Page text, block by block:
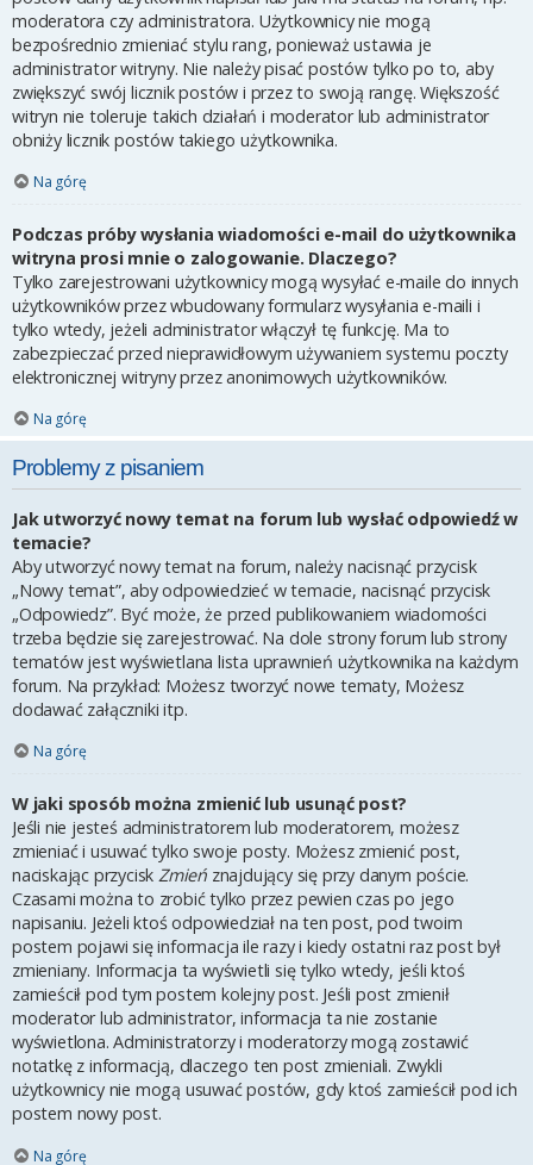
moderatora czy administratora. Użytkownicy nie mogą
bezpośrednio zmieniać stylu rang, ponieważ ustawia je
administrator witryny. Nie należy pisać postów tylko po to, aby
zwiększyć swój licznik postów i przez to swoją rangę. Większość
witryn nie toleruje takich działań i moderator lub administrator
obniży licznik postów takiego użytkownika.
Na górę
Podczas próby wysłania wiadomości e-mail do użytkownika
witryna prosi mnie o zalogowanie. Dlaczego?
Tylko zarejestrowani użytkownicy mogą wysyłać e-maile do innych
użytkowników przez wbudowany formularz wysyłania e-maili i
tylko wtedy, jeżeli administrator włączył tę funkcję. Ma to
zabezpieczać przed nieprawidłowym używaniem systemu poczty
elektronicznej witryny przez anonimowych użytkowników.
Na górę
Problemy z pisaniem
Jak utworzyć nowy temat na forum lub wysłać odpowiedź w
temacie?
Aby utworzyć nowy temat na forum, należy nacisnąć przycisk
„Nowy temat”, aby odpowiedzieć w temacie, nacisnąć przycisk
„Odpowiedz”. Być może, że przed publikowaniem wiadomości
trzeba będzie się zarejestrować. Na dole strony forum lub strony
tematów jest wyświetlana lista uprawnień użytkownika na każdym
forum. Na przykład: Możesz tworzyć nowe tematy, Możesz
dodawać załączniki itp.
Na górę
W jaki sposób można zmienić lub usunąć post?
Jeśli nie jesteś administratorem lub moderatorem, możesz
zmieniać i usuwać tylko swoje posty. Możesz zmienić post,
naciskając przycisk Zmień znajdujący się przy danym poście.
Czasami można to zrobić tylko przez pewien czas po jego
napisaniu. Jeżeli ktoś odpowiedział na ten post, pod twoim
postem pojawi się informacja ile razy i kiedy ostatni raz post był
zmieniany. Informacja ta wyświetli się tylko wtedy, jeśli ktoś
zamieścił pod tym postem kolejny post. Jeśli post zmienił
moderator lub administrator, informacja ta nie zostanie
wyświetlona. Administratorzy i moderatorzy mogą zostawić
notatkę z informacją, dlaczego ten post zmieniali. Zwykli
użytkownicy nie mogą usuwać postów, gdy ktoś zamieścił pod ich
postem nowy post.
Na górę